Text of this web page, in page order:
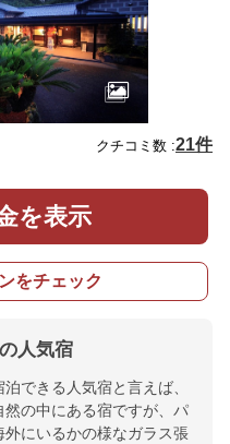
クチコミ数 :21件
を表示
をチェック
の人気宿
できる人気宿と言えば、
然の中にある宿ですが、パ
にいるかの様なガラス張